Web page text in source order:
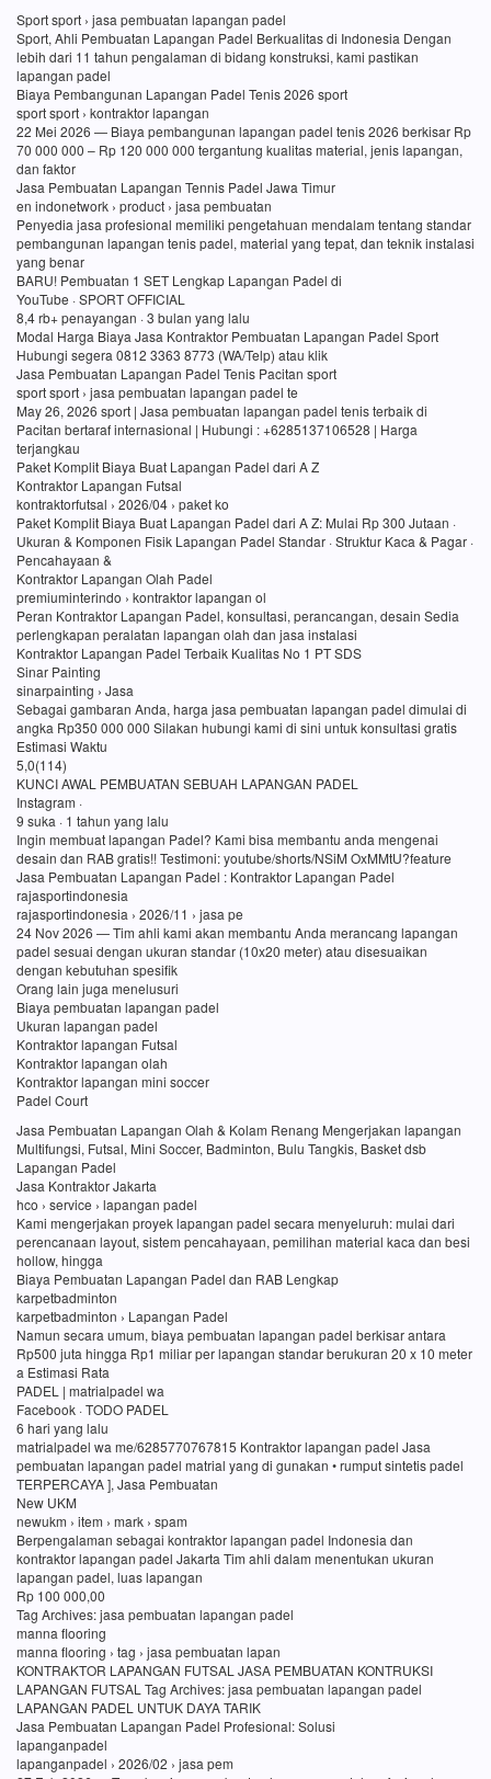
Sport sport › jasa pembuatan lapangan padel
Sport, Ahli Pembuatan Lapangan Padel Berkualitas di Indonesia Dengan
lebih dari 11 tahun pengalaman di bidang konstruksi, kami pastikan
lapangan padel
Biaya Pembangunan Lapangan Padel Tenis 2026 sport
sport sport › kontraktor lapangan
22 Mei 2026 — Biaya pembangunan lapangan padel tenis 2026 berkisar Rp
70 000 000 – Rp 120 000 000 tergantung kualitas material, jenis lapangan,
dan faktor
Jasa Pembuatan Lapangan Tennis Padel Jawa Timur
en indonetwork › product › jasa pembuatan
Penyedia jasa profesional memiliki pengetahuan mendalam tentang standar
pembangunan lapangan tenis padel, material yang tepat, dan teknik instalasi
yang benar
BARU! Pembuatan 1 SET Lengkap Lapangan Padel di
YouTube · SPORT OFFICIAL
8,4 rb+ penayangan · 3 bulan yang lalu
Modal Harga Biaya Jasa Kontraktor Pembuatan Lapangan Padel Sport
Hubungi segera 0812 3363 8773 (WA/Telp) atau klik
Jasa Pembuatan Lapangan Padel Tenis Pacitan sport
sport sport › jasa pembuatan lapangan padel te
May 26, 2026 sport | Jasa pembuatan lapangan padel tenis terbaik di
Pacitan bertaraf internasional | Hubungi : +6285137106528 | Harga
terjangkau
Paket Komplit Biaya Buat Lapangan Padel dari A Z
Kontraktor Lapangan Futsal
kontraktorfutsal › 2026/04 › paket ko
Paket Komplit Biaya Buat Lapangan Padel dari A Z: Mulai Rp 300 Jutaan ·
Ukuran & Komponen Fisik Lapangan Padel Standar · Struktur Kaca & Pagar ·
Pencahayaan &
Kontraktor Lapangan Olah Padel
premiuminterindo › kontraktor lapangan ol
Peran Kontraktor Lapangan Padel, konsultasi, perancangan, desain Sedia
perlengkapan peralatan lapangan olah dan jasa instalasi
Kontraktor Lapangan Padel Terbaik Kualitas No 1 PT SDS
Sinar Painting
sinarpainting › Jasa
Sebagai gambaran Anda, harga jasa pembuatan lapangan padel dimulai di
angka Rp350 000 000 Silakan hubungi kami di sini untuk konsultasi gratis
Estimasi Waktu
5,0(114)
KUNCI AWAL PEMBUATAN SEBUAH LAPANGAN PADEL
Instagram ·
9 suka · 1 tahun yang lalu
Ingin membuat lapangan Padel? Kami bisa membantu anda mengenai
desain dan RAB gratis!! Testimoni: youtube/shorts/NSiM OxMMtU?feature
Jasa Pembuatan Lapangan Padel : Kontraktor Lapangan Padel
rajasportindonesia
rajasportindonesia › 2026/11 › jasa pe
24 Nov 2026 — Tim ahli kami akan membantu Anda merancang lapangan
padel sesuai dengan ukuran standar (10x20 meter) atau disesuaikan
dengan kebutuhan spesifik
Orang lain juga menelusuri
Biaya pembuatan lapangan padel
Ukuran lapangan padel
Kontraktor lapangan Futsal
Kontraktor lapangan olah
Kontraktor lapangan mini soccer
Padel Court
Jasa Pembuatan Lapangan Olah & Kolam Renang Mengerjakan lapangan
Multifungsi, Futsal, Mini Soccer, Badminton, Bulu Tangkis, Basket dsb
Lapangan Padel
Jasa Kontraktor Jakarta
hco › service › lapangan padel
Kami mengerjakan proyek lapangan padel secara menyeluruh: mulai dari
perencanaan layout, sistem pencahayaan, pemilihan material kaca dan besi
hollow, hingga
Biaya Pembuatan Lapangan Padel dan RAB Lengkap
karpetbadminton
karpetbadminton › Lapangan Padel
Namun secara umum, biaya pembuatan lapangan padel berkisar antara
Rp500 juta hingga Rp1 miliar per lapangan standar berukuran 20 x 10 meter
a Estimasi Rata
PADEL | matrialpadel wa
Facebook · TODO PADEL
6 hari yang lalu
matrialpadel wa me/6285770767815 Kontraktor lapangan padel Jasa
pembuatan lapangan padel matrial yang di gunakan • rumput sintetis padel
TERPERCAYA ], Jasa Pembuatan
New UKM
newukm › item › mark › spam
Berpengalaman sebagai kontraktor lapangan padel Indonesia dan
kontraktor lapangan padel Jakarta Tim ahli dalam menentukan ukuran
lapangan padel, luas lapangan
Rp 100 000,00
Tag Archives: jasa pembuatan lapangan padel
manna flooring
manna flooring › tag › jasa pembuatan lapan
KONTRAKTOR LAPANGAN FUTSAL JASA PEMBUATAN KONTRUKSI
LAPANGAN FUTSAL Tag Archives: jasa pembuatan lapangan padel
LAPANGAN PADEL UNTUK DAYA TARIK
Jasa Pembuatan Lapangan Padel Profesional: Solusi
lapanganpadel
lapanganpadel › 2026/02 › jasa pem